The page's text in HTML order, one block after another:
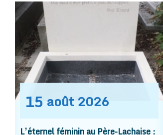
15 août 2026
L’éternel féminin au Père-Lachaise :